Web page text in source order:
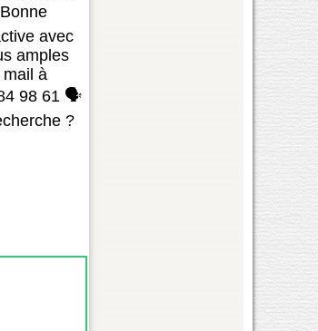
avec
amples
à
98 61 🗣️
?